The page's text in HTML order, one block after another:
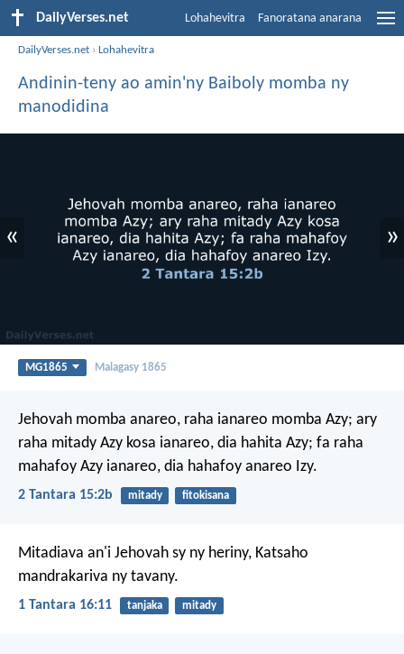
DailyVerses.net Lohahevitra Fanoratana anarana
DailyVerses.net ›Lohahevitra
Andinin-teny ao amin'ny Baiboly momba ny
manodidina
« »
MG1865 Malagasy 1865
Jehovah momba anareo, raha ianareo momba Azy; ary
raha mitady Azy kosa ianareo, dia hahita Azy; fa raha
mahafoy Azy ianareo, dia hahafoy anareo Izy.
2 Tantara 15:2b mitady fitokisana
Mitadiava an'i Jehovah sy ny heriny, Katsaho
mandrakariva ny tavany.
1 Tantara 16:11 tanjaka mitady